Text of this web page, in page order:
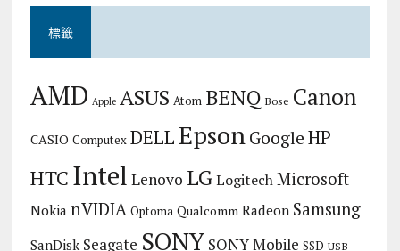
標籤
AMD Apple ASUS Atom BENQ Bose Canon
CASIO Computex DELLEpson Google HP
HTC Intel Lenovo LG Logitech Microsoft
Nokia nVIDIA Optoma Qualcomm Radeon Samsung
SanDisk Seagate SONY SONY Mobile SSD USB